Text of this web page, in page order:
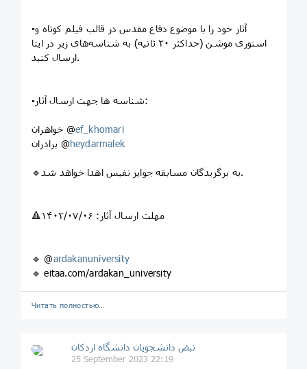
▫️آثار خود را با موضوع دفاع مقدس در قالب فیلم کوتاه و
استوری موشن (حداکثر ۲۰ ثانیه) به شناسه‌های زیر در ایتا
ارسال کنید.
▫️شناسه ها جهت ارسال آثار:
خواهران @ef_khomari
برادران @heydarmalek
🔹️به برگزیدگان مسابقه جوایز نفیس اهدا خواهد شد.
🔺️مهلت ارسال آثار: ۱۴۰۲/۰۷/۰۶
🔹 @ardakanuniversity
🔹 eitaa.com/ardakan_university
Читать полностью…
نبض دانشجویان دانشگاه اردکان
25 September 2023 22:19